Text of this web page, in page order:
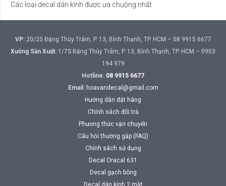
Các loại decal dán kính được ưa chuộng nhất
VP:20/25 Đặng Thùy Trâm, P. 13, Bình Thạnh, TP. HCM – 08 9915 6677
Xưởng Sản Xuất: 1/7S Đặng Thùy Trâm, P. 13, Bình Thạnh, TP. HCM – 0903
194 979
Hotline: 08 9915 6677
Email: hoavandecal@gmail.com
Hướng dẫn đặt hàng
Chính sách đổi trả
Phương thức vận chuyển
Câu hỏi thường gặp (FAQ)
Chính sách sử dụng
Decal Oracal 631
Decal gạch bông